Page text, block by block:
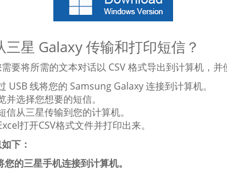
三星 Galaxy 传输和打印短信？
要将所需的文本对话以 CSV 格式导出到计算机，并
USB 线将您的 Samsung Galaxy 连接到计算机。
并选择您想要的短信。
信从三星传输到您的计算机。
打开CSV格式文件并打印出来。
下：
您的三星手机连接到计算机。